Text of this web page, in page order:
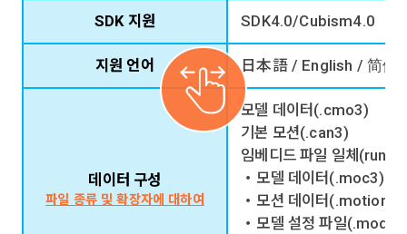
SDK 지원 SDK4.0/Cubism4.0
지원 언어 日本語 / English / 简体
데이터 구성
파일 종류 및 확장자에 대하여
모델 데이터(.cmo3)
기본 모션(.can3)
임베디드 파일 일체
・모델 데이터(.moc3)
・모션 데이터
・모델 설정 파일